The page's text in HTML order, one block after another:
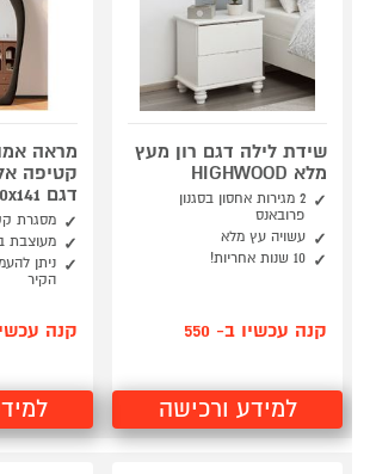
שידת לילה דגם רון מעץ
מלא HIGHWOOD
2 מגירות אחסון בסגנון
פרובאנס
עשויה עץ מלא
10 שנות אחריות!
קנה עכשיו ב- 550
למידע ורכישה
מראה
קטיפה
דגם 10x141
מסגרת
מעוצבת
ניתן
הקיר
קנה עכשיו